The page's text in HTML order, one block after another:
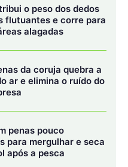
AO
IMAGINÁRIO
POR
ALEATÓRIO. A
EXERCIDA
COM A
VEZ QUE A